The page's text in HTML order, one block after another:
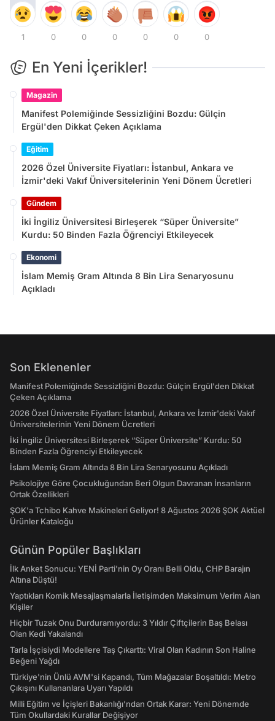
1 0 0 0 0 0 0
En Yeni İçerikler!
Magazin
Manifest Polemiğinde Sessizliğini Bozdu: Gülçin
Ergül'den Dikkat Çeken Açıklama
Eğitim
2026 Özel Üniversite Fiyatları: İstanbul, Ankara ve
İzmir'deki Vakıf Üniversitelerinin Yeni Dönem Ücretleri
Gündem
İki İngiliz Üniversitesi Birleşerek “Süper Üniversite”
Kurdu: 50 Binden Fazla Öğrenciyi Etkileyecek
Ekonomi
İslam Memiş Gram Altında 8 Bin Lira Senaryosunu
Açıkladı
Son Eklenenler
Manifest Polemiğinde Sessizliğini Bozdu: Gülçin Ergül'den Dikkat
Çeken Açıklama
2026 Özel Üniversite Fiyatları: İstanbul, Ankara ve İzmir'deki Vakıf
Üniversitelerinin Yeni Dönem Ücretleri
İki İngiliz Üniversitesi Birleşerek “Süper Üniversite” Kurdu: 50
Binden Fazla Öğrenciyi Etkileyecek
İslam Memiş Gram Altında 8 Bin Lira Senaryosunu Açıkladı
Psikolojiye Göre Çocukluğundan Beri Olgun Davranan İnsanların
Ortak Özellikleri
ŞOK'a Tchibo Kahve Makineleri Geliyor! 8 Ağustos 2026 ŞOK Aktüel
Ürünler Kataloğu
Günün Popüler Başlıkları
İlk Anket Sonucu: YENİ Parti'nin Oy Oranı Belli Oldu, CHP Barajın
Altına Düştü!
Yaptıkları Komik Mesajlaşmalarla İletişimden Maksimum Verim Alan
Kişiler
Hiçbir Tuzak Onu Durduramıyordu: 3 Yıldır Çiftçilerin Baş Belası
Olan Kedi Yakalandı
Tarla İşçisiydi Modellere Taş Çıkarttı: Viral Olan Kadının Son Haline
Beğeni Yağdı
Türkiye'nin Ünlü AVM'si Kapandı, Tüm Mağazalar Boşaltıldı: Metro
Çıkışını Kullananlara Uyarı Yapıldı
Milli Eğitim ve İçişleri Bakanlığı’ndan Ortak Karar: Yeni Dönemde
Tüm Okullardaki Kurallar Değişiyor